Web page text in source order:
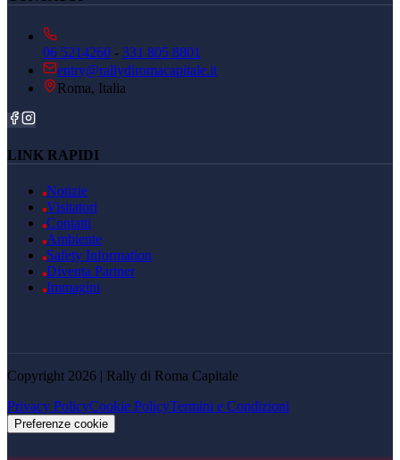
06 5214260 - 331 805 8801
entry@rallydiromacapitale.it
Roma, Italia
LINK RAPIDI
Notizie
Visitatori
Contatti
Ambiente
Safety Information
Diventa Partner
Immagini
Copyright 2026 | Rally di Roma Capitale
Privacy PolicyCookie PolicyTermini e Condizioni
Preferenze cookie